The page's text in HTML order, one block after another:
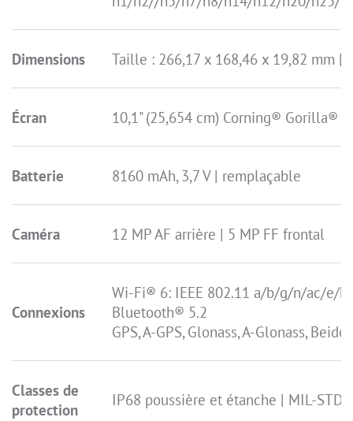
Dimensions Taille : 266,17 x 168,46 x 19,82 mm |
Écran 10,1" (25,654 cm) Corning® Gorilla®
Batterie 8160 mAh, 3,7 V | remplaçable
Caméra 12 MP AF arrière | 5 MP FF frontal
Connexions
Wi-Fi® 6: IEEE 802.11 a/b/g/n/ac/e/
Bluetooth® 5.2
GPS, A-GPS, Glonass, A-Glonass,
Classes de
protection
IP68 poussière et étanche | MIL-STD